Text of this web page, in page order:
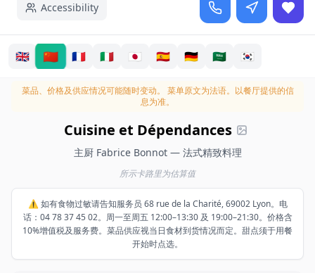
Accessibility
🇬🇧 🇨🇳 🇫🇷 🇮🇹 🇯🇵 🇪🇸 🇩🇪 🇸🇦 🇰🇷
菜品、价格及供应情况可能随时变动。
菜单原文为法语。以餐厅提供的信
息为准。
Cuisine et Dépendances
主厨 Fabrice Bonnot — 法式精致料理
所示卡路里为估算值
⚠️ 如有食物过敏请告知服务员 68 rue de la Charité, 69002 Lyon。电
话：04 78 37 45 02。周一至周五 12:00–13:30 及 19:00–21:30。价格含
10%增值税及服务费。菜品供应视当日食材到货情况而定。甜点须于用餐
开始时点选。